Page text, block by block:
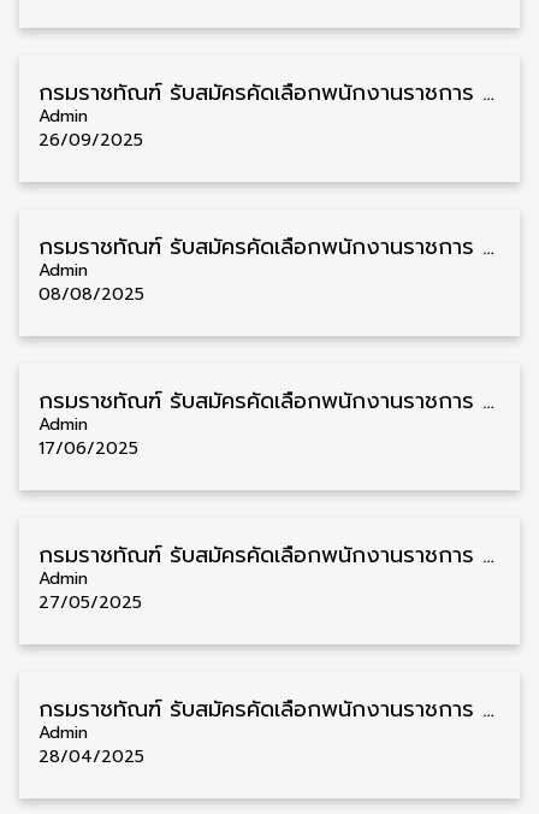
กรมราชทัณฑ์ รับสมัครคัดเลือกพนักงานราชการ ปวช. ทุกสาขา 3 อัตรา รับสมัคร 6 – 10 ตุลาคม
Admin
26/09/2025
กรมราชทัณฑ์ รับสมัครคัดเลือกพนักงานราชการ วุฒิ ปวช./ป.ตรี 7 อัตรา รับสมัคร 18 – 29 สิงหาคม
Admin
08/08/2025
กรมราชทัณฑ์ รับสมัครคัดเลือกพนักงานราชการ วุฒิ ปวช./ป.ตรี 8 อัตรา รับสมัคร 23 มิถุนายน – 4 กรกฎาคม
Admin
17/06/2025
กรมราชทัณฑ์ รับสมัครคัดเลือกพนักงานราชการ วุฒิ ปวช./ปวส./ป.ตรี 36 อัตรา รับสมัคร 4 – 17 มิถุนายน
Admin
27/05/2025
กรมราชทัณฑ์ รับสมัครคัดเลือกพนักงานราชการ วุฒิ ปวช. ทุกสาขา 5 อัตรา รับสมัคร 6 – 20 พฤษภาคม
Admin
28/04/2025